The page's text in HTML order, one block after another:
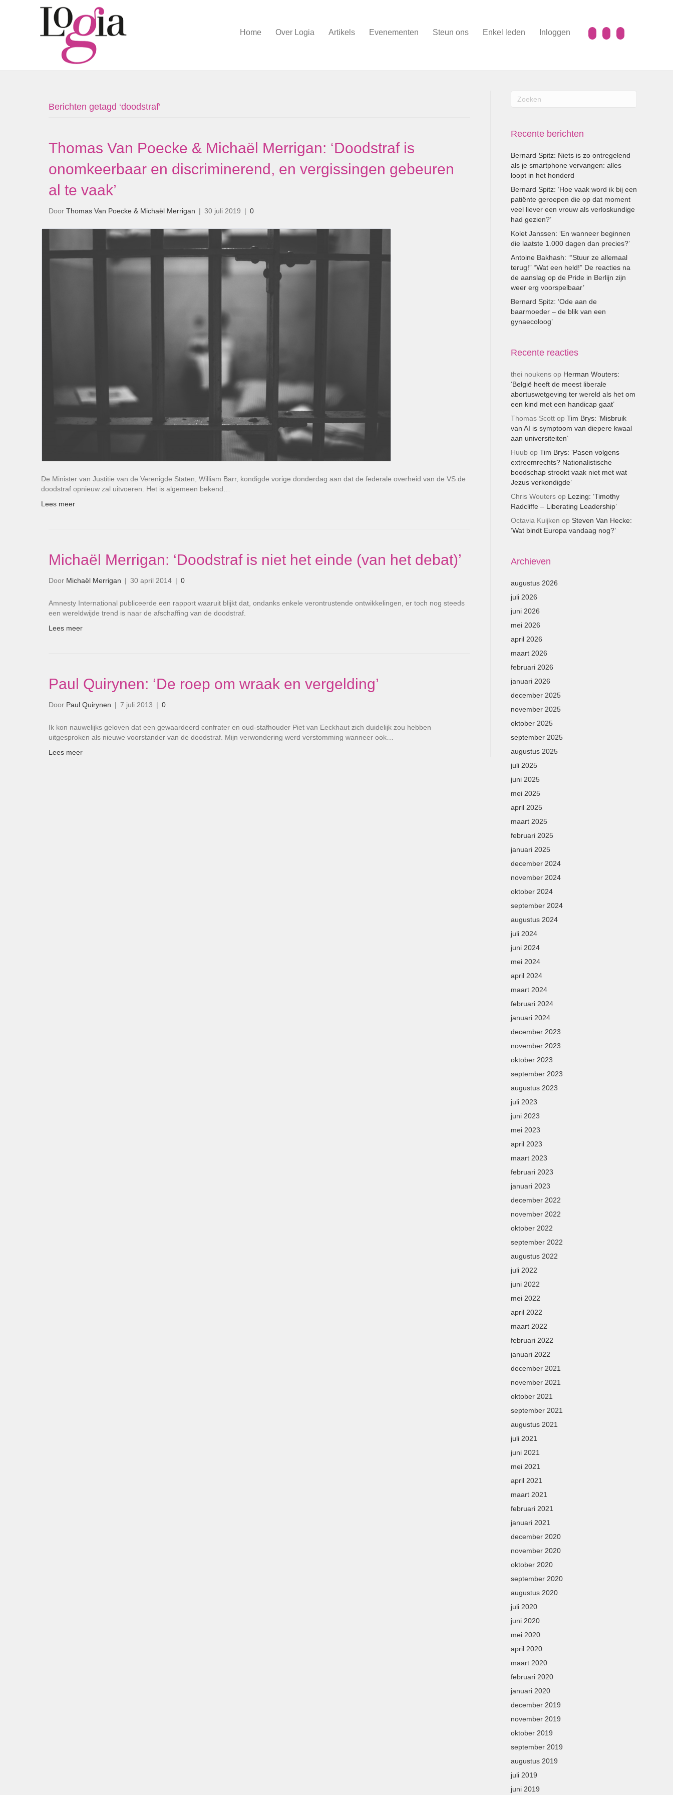
Home Over Logia Artikels Evenementen Steun ons Enkel leden Inloggen
Berichten getagd ‘doodstraf’
Thomas Van Poecke & Michaël Merrigan: ‘Doodstraf is
onomkeerbaar en discriminerend, en vergissingen gebeuren
al te vaak’
Door Thomas Van Poecke & Michaël Merrigan | 30 juli 2019 | 0
De Minister van Justitie van de Verenigde Staten, William Barr, kondigde vorige donderdag aan dat de federale overheid van de VS de
doodstraf opnieuw zal uitvoeren. Het is algemeen bekend…
Lees meer
Michaël Merrigan: ‘Doodstraf is niet het einde (van het debat)’
Door Michaël Merrigan | 30 april 2014 | 0
Amnesty International publiceerde een rapport waaruit blijkt dat, ondanks enkele verontrustende ontwikkelingen, er toch nog steeds
een wereldwijde trend is naar de afschaffing van de doodstraf.
Lees meer
Paul Quirynen: ‘De roep om wraak en vergelding’
Door Paul Quirynen | 7 juli 2013 | 0
Ik kon nauwelijks geloven dat een gewaardeerd confrater en oud-stafhouder Piet van Eeckhaut zich duidelijk zou hebben
uitgesproken als nieuwe voorstander van de doodstraf. Mijn verwondering werd verstomming wanneer ook…
Lees meer
Recente berichten
Bernard Spitz: Niets is zo ontregelend
als je smartphone vervangen: alles
loopt in het honderd
Bernard Spitz: ‘Hoe vaak word ik bij een
patiënte geroepen die op dat moment
veel liever een vrouw als verloskundige
had gezien?’
Kolet Janssen: ‘En wanneer beginnen
die laatste 1.000 dagen dan precies?’
Antoine Bakhash: ‘“Stuur ze allemaal
terug!” “Wat een held!” De reacties na
de aanslag op de Pride in Berlijn zijn
weer erg voorspelbaar’
Bernard Spitz: ‘Ode aan de
baarmoeder – de blik van een
gynaecoloog’
Recente reacties
thei noukensop Herman Wouters:
‘België heeft de meest liberale
abortuswetgeving ter wereld als het om
een kind met een handicap gaat’
Thomas Scottop Tim Brys: ‘Misbruik
van AI is symptoom van diepere kwaal
aan universiteiten’
Huub op Tim Brys: ‘Pasen volgens
extreemrechts? Nationalistische
boodschap strookt vaak niet met wat
Jezus verkondigde’
Chris Woutersop Lezing: ‘Timothy
Radcliffe – Liberating Leadership’
Octavia Kuijken op Steven Van Hecke:
‘Wat bindt Europa vandaag nog?’
Archieven
augustus 2026
juli 2026
juni 2026
mei 2026
april 2026
maart 2026
februari 2026
januari 2026
december 2025
november 2025
oktober 2025
september 2025
augustus 2025
juli 2025
juni 2025
mei 2025
april 2025
maart 2025
februari 2025
januari 2025
december 2024
november 2024
oktober 2024
september 2024
augustus 2024
juli 2024
juni 2024
mei 2024
april 2024
maart 2024
februari 2024
januari 2024
december 2023
november 2023
oktober 2023
september 2023
augustus 2023
juli 2023
juni 2023
mei 2023
april 2023
maart 2023
februari 2023
januari 2023
december 2022
november 2022
oktober 2022
september 2022
augustus 2022
juli 2022
juni 2022
mei 2022
april 2022
maart 2022
februari 2022
januari 2022
december 2021
november 2021
oktober 2021
september 2021
augustus 2021
juli 2021
juni 2021
mei 2021
april 2021
maart 2021
februari 2021
januari 2021
december 2020
november 2020
oktober 2020
september 2020
augustus 2020
juli 2020
juni 2020
mei 2020
april 2020
maart 2020
februari 2020
januari 2020
december 2019
november 2019
oktober 2019
september 2019
augustus 2019
juli 2019
juni 2019